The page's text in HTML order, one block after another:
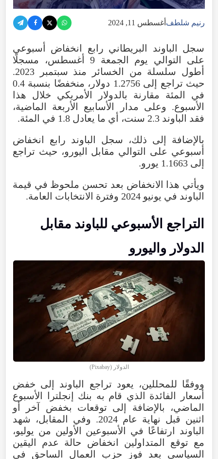
رنيم شلطف أغسطس 11, 2024
سجل الباوند البريطاني رابع انخفاض أسبوعي
على التوالي يوم الجمعة 9 أغسطس، مسجلًا
أطول سلسلة من الخسائر منذ سبتمبر 2023.
حيث تراجع إلى 1.2756 دولار، منخفضًا بنسبة 0.4
في المئة مقارنة بالدولار الأمريكي خلال هذا
الأسبوع. وعلى مدار الأسابيع الأربعة الماضية،
فقد الباوند 2.3 سنت، أي ما يعادل 1.8 في المئة.
بالإضافة إلى ذلك، سجل الباوند رابع انخفاض
أسبوعي على التوالي مقابل اليورو، حيث تراجع
إلى 1.1663 يورو.
ويأتي هذا الانخفاض بعد تحسن ملحوظ في قيمة
الباوند في يونيو 2024 وفترة الانتخابات العامة.
التراجع الأسبوعي للباوند مقابل
الدولار واليورو
الدولار (Pixabay)
ووفقًا للمحللين، يعود تراجع الباوند إلى خفض
أسعار الفائدة الذي قام به بنك إنجلترا الأسبوع
الماضي، بالإضافة إلى توقعات بخفض آخر أو
اثنين قبل نهاية عام 2024. وفي المقابل، شهد
الباوند ارتفاعًا في الأسبوعين الأولين من يوليو،
مع توقع المتداولين انخفاض حالة عدم اليقين
السياسي بعد فوز حزب العمال الساحق في